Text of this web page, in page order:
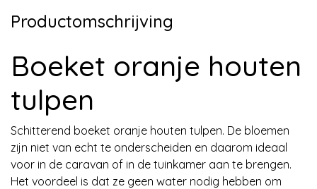
Productomschrijving
Boeket oranje houten
tulpen
Schitterend boeket oranje houten tulpen. De bloemen
zijn niet van echt te onderscheiden en daarom ideaal
voor in de caravan of in de tuinkamer aan te brengen.
Het voordeel is dat ze geen water nodig hebben om